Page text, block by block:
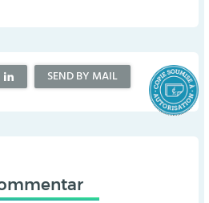
SEND BY MAIL